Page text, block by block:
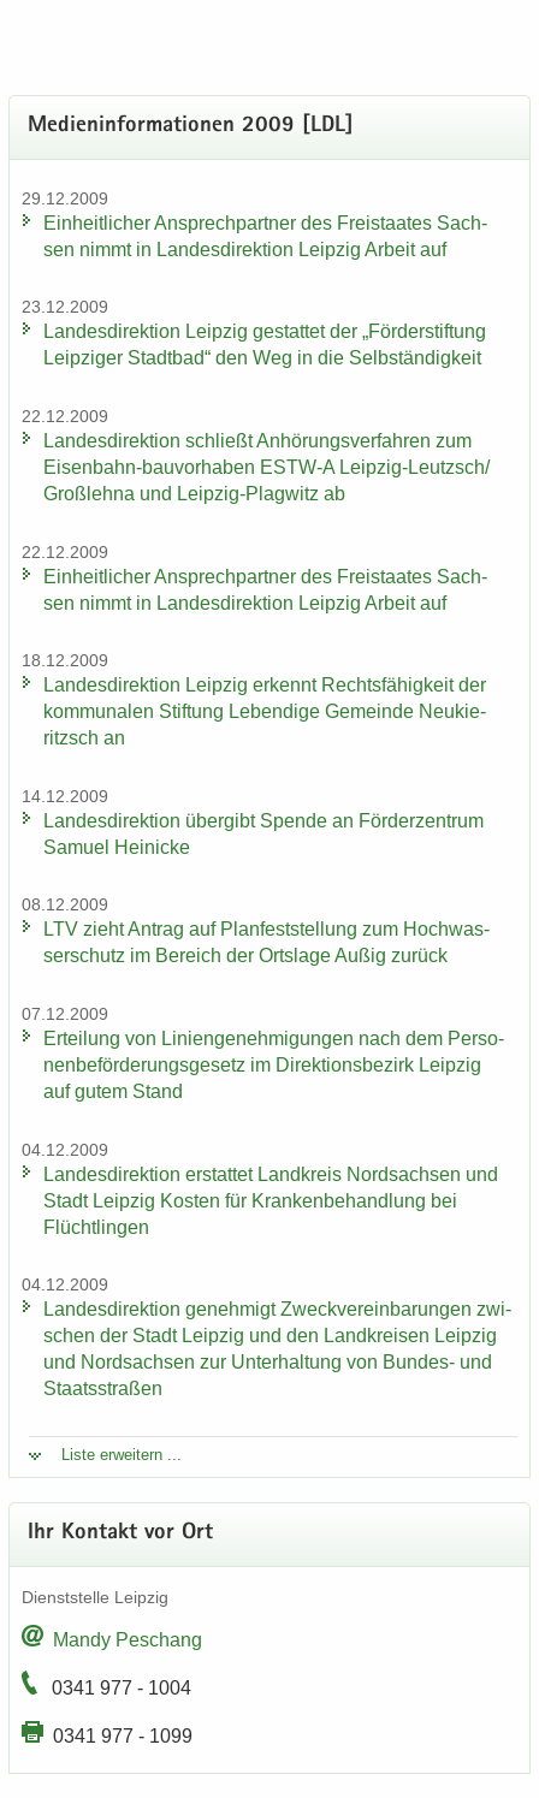
Me­di­en­in­for­ma­tio­nen 2009 [LDL]
29.12.2009
Ein­heit­li­cher An­sprech­part­ner des Frei­staa­tes Sach­
sen nimmt in Lan­des­di­rek­ti­on Leip­zig Ar­beit auf
23.12.2009
Lan­des­di­rek­ti­on Leip­zig ge­stat­tet der „För­der­stif­tung
Leip­zi­ger Stadt­bad“ den Weg in die Selb­stän­dig­keit
22.12.2009
Lan­des­di­rek­ti­on schließt An­hö­rungs­ver­fah­ren zum
Eisenbahn-​bauvorhaben ESTW-​A Leipzig-​Leutzsch/
Groß­leh­na und Leipzig-​Plagwitz ab
22.12.2009
Ein­heit­li­cher An­sprech­part­ner des Frei­staa­tes Sach­
sen nimmt in Lan­des­di­rek­ti­on Leip­zig Ar­beit auf
18.12.2009
Lan­des­di­rek­ti­on Leip­zig er­kennt Rechts­fä­hig­keit der
kom­mu­na­len Stif­tung Le­ben­di­ge Ge­mein­de Neu­kie­
ritzsch an
14.12.2009
Lan­des­di­rek­ti­on über­gibt Spen­de an För­der­zen­trum
Sa­mu­el Hei­ni­cke
08.12.2009
LTV zieht An­trag auf Plan­fest­stel­lung zum Hoch­was­
ser­schutz im Be­reich der Orts­la­ge Außig zu­rück
07.12.2009
Er­tei­lung von Li­ni­en­ge­neh­mi­gun­gen nach dem Per­so­
nen­be­för­de­rungs­ge­setz im Di­rek­ti­ons­be­zirk Leip­zig
auf gutem Stand
04.12.2009
Lan­des­di­rek­ti­on er­stat­tet Land­kreis Nord­sach­sen und
Stadt Leip­zig Kos­ten für Kran­ken­be­hand­lung bei
Flücht­lin­gen
04.12.2009
Lan­des­di­rek­ti­on ge­neh­migt Zweck­ver­ein­ba­run­gen zwi­
schen der Stadt Leip­zig und den Land­krei­sen Leip­zig
und Nord­sach­sen zur Un­ter­hal­tung von Bundes-​ und
Staats­stra­ßen
Liste er­wei­tern ...
Ihr Kon­takt vor Ort
Dienst­stel­le Leip­zig
Mandy Peschang
0341 977 - 1004
0341 977 - 1099